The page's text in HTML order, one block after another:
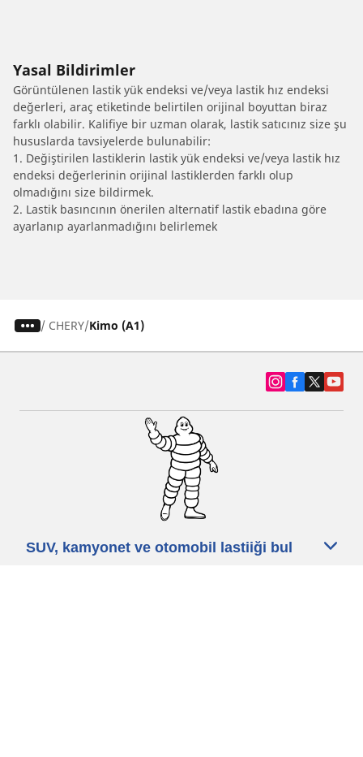
Yasal Bildirimler
Görüntülenen lastik yük endeksi ve/veya lastik hız endeksi
değerleri, araç etiketinde belirtilen orijinal boyuttan biraz
farklı olabilir. Kalifiye bir uzman olarak, lastik satıcınız size şu
hususlarda tavsiyelerde bulunabilir:
1. Değiştirilen lastiklerin lastik yük endeksi ve/veya lastik hız
endeksi değerlerinin orijinal lastiklerden farklı olup
olmadığını size bildirmek.
2. Lastik basıncının önerilen alternatif lastik ebadına göre
ayarlanıp ayarlanmadığını belirlemek
/ CHERY Kimo (A1)
SUV, kamyonet ve otomobil lastiiği bul